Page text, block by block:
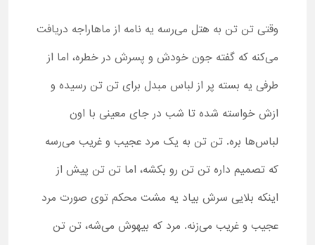
وقتی تن تن به هتل می‌رسه یه نامه از ماهاراجه دریافت
می‌کنه که گفته جون خودش و پسرش در خطره، اما از
طرفی یه بسته پر از لباس مبدل برای تن تن رسیده و
ازش خواسته شده تا شب در جای معینی با اون
لباس‌ها بره. تن تن به یک مرد عجیب و غریب می‌رسه
که تصمیم داره تن تن رو بکشه، اما تن تن پیش از
اینکه بلایی سرش بیاد یه مشت محکم توی صورت مرد
عجیب و غریب می‌زنه. مرد که بیهوش می‌شه، تن تن